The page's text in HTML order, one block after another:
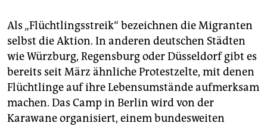
Als „Flüchtlingsstreik“ bezeichnen die Migranten
selbst die Aktion. In anderen deutschen Städten
wie Würzburg, Regensburg oder Düsseldorf gibt es
bereits seit März ähnliche Protestzelte, mit denen
Flüchtlinge auf ihre Lebensumstände aufmerksam
machen. Das Camp in Berlin wird von der
Karawane organisiert, einem bundesweiten